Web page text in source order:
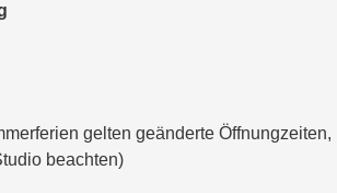
gelten geänderte Öffnungzeiten,
beachten)